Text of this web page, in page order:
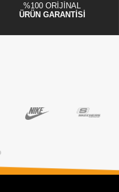
%100 ORİJİNAL
ÜRÜN GARANTİSİ